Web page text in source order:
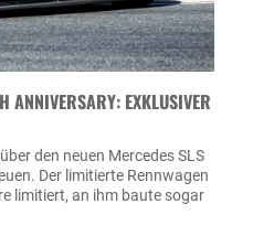
ANNIVERSARY: EXKLUSIVER
den neuen Mercedes SLS
Der limitierte Rennwagen
limitiert, an ihm baute sogar